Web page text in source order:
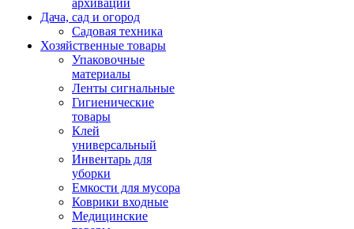
архивации
Дача, сад и огород
Садовая техника
Хозяйственные товары
Упаковочные
материалы
Ленты сигнальные
Гигиенические
товары
Клей
универсальный
Инвентарь для
уборки
Емкости для мусора
Коврики входные
Медицинские